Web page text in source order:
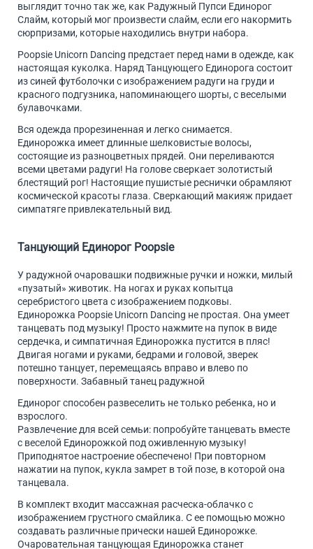
выглядит точно так же, как Радужный Пупси Единорог
Слайм, который мог произвести слайм, если его накормить
сюрпризами, которые находились внутри набора.
Poopsie Unicorn Dancing предстает перед нами в одежде, как
настоящая куколка. Наряд Танцующего Единорога состоит
из синей футболочки с изображением радуги на груди и
красного подгузника, напоминающего шорты, с веселыми
булавочками.
Вся одежда прорезиненная и легко снимается.
Единорожка имеет длинные шелковистые волосы,
состоящие из разноцветных прядей. Они переливаются
всеми цветами радуги! На голове сверкает золотистый
блестящий рог! Настоящие пушистые реснички обрамляют
космической красоты глаза. Сверкающий макияж придает
симпатяге привлекательный вид.
Танцующий Единорог Poopsie
У радужной очаровашки подвижные ручки и ножки, милый
«пузатый» животик. На ногах и руках копытца
серебристого цвета с изображением подковы.
Единорожка Poopsie Unicorn Dancing не простая. Она умеет
танцевать под музыку! Просто нажмите на пупок в виде
сердечка, и симпатичная Единорожка пустится в пляс!
Двигая ногами и руками, бедрами и головой, зверек
потешно танцует, перемещаясь вправо и влево по
поверхности. Забавный танец радужной
Единорог способен развеселить не только ребенка, но и
взрослого.
Развлечение для всей семьи: попробуйте танцевать вместе
с веселой Единорожкой под оживленную музыку!
Приподнятое настроение обеспечено! При повторном
нажатии на пупок, кукла замрет в той позе, в которой она
танцевала.
В комплект входит массажная расческа-облачко с
изображением грустного смайлика. С ее помощью можно
создавать различные прически нашей Единорожке.
Очаровательная танцующая Единорожка станет